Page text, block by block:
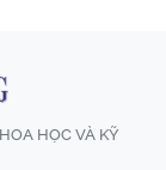
HỌC VÀ KỸ